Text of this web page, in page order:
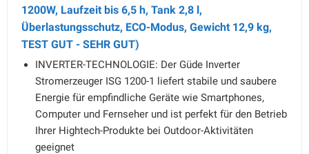
1200W, Laufzeit bis 6,5 h, Tank 2,8 l,
Überlastungsschutz, ECO-Modus, Gewicht 12,9 kg,
TEST GUT - SEHR GUT)
INVERTER-TECHNOLOGIE: Der Güde Inverter
Stromerzeuger ISG 1200-1 liefert stabile und saubere
Energie für empfindliche Geräte wie Smartphones,
Computer und Fernseher und ist perfekt für den Betrieb
Ihrer Hightech-Produkte bei Outdoor-Aktivitäten
geeignet